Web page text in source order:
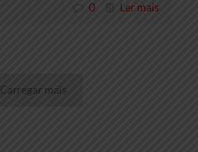
0 Ler mais
Carregar mais